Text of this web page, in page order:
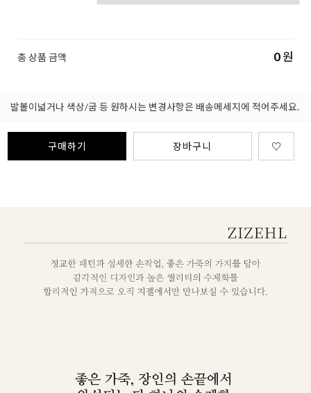
총 상품 금액 0원
발볼이넓거나 색상/굽 등 원하시는 변경사항은 배송메세지에 적어주세요.
구매하기 장바구니 ♡